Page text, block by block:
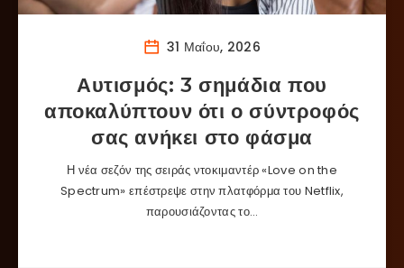
31 Μαΐου, 2026
Αυτισμός: 3 σημάδια που
αποκαλύπτουν ότι ο σύντροφός
σας ανήκει στο φάσμα
Η νέα σεζόν της σειράς ντοκιμαντέρ «Love on the
Spectrum» επέστρεψε στην πλατφόρμα του Netflix,
παρουσιάζοντας το…